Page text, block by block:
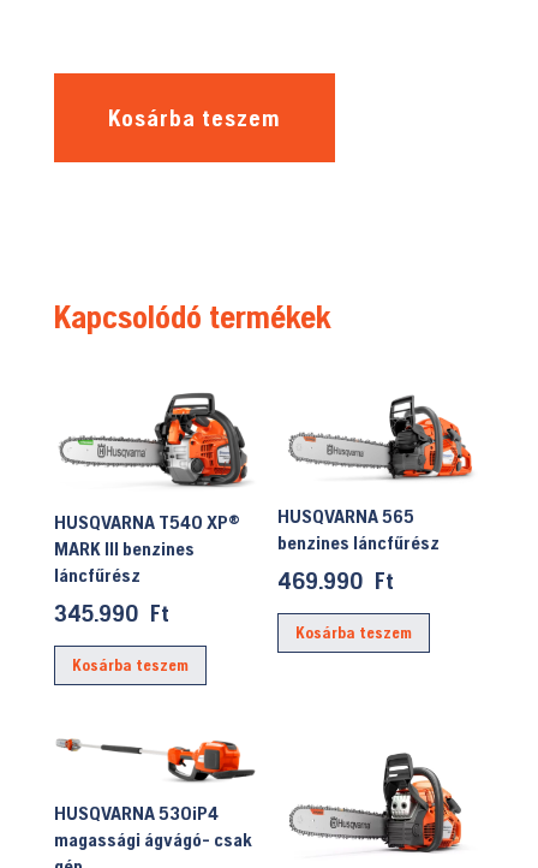
Kosárba teszem
Kapcsolódó termékek
HUSQVARNA T540 XP®
MARK III benzines
láncfűrész
345.990 Ft
Kosárba teszem
HUSQVARNA 565
benzines láncfűrész
469.990 Ft
Kosárba teszem
HUSQVARNA 530iP4
magassági ágvágó- csak